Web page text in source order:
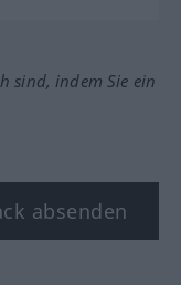
sind, indem Sie ein
absenden